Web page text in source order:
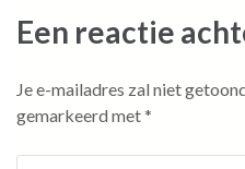
Een reactie
Je e-mailadres zal niet
gemarkeerd met*